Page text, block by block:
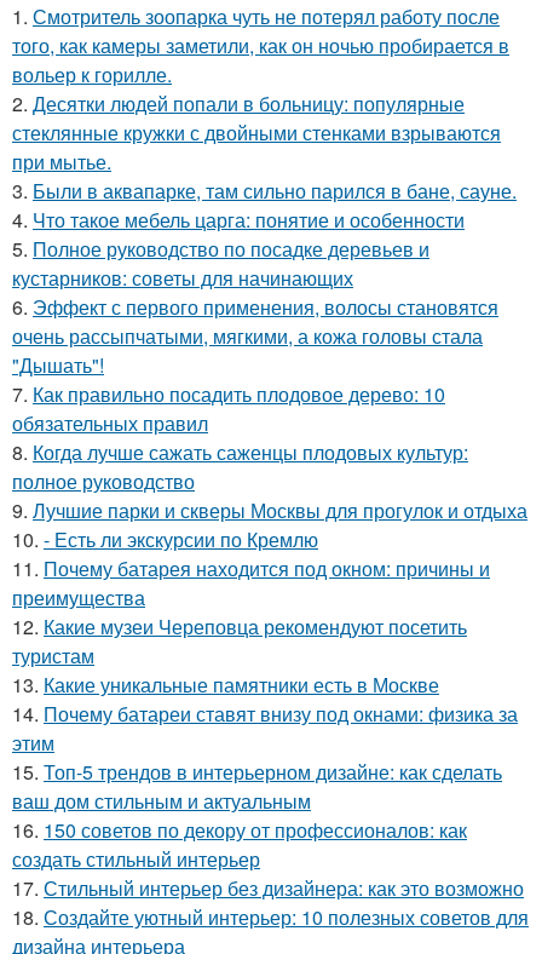
1. Смотритель зоопарка чуть не потерял работу после
того, как камеры заметили, как он ночью пробирается в
вольер к горилле.
2. Десятки людей попали в больницу: популярные
стеклянные кружки с двойными стенками взрываются
при мытье.
3. Были в аквапарке, там сильно парился в бане, сауне.
4. Что такое мебель царга: понятие и особенности
5. Полное руководство по посадке деревьев и
кустарников: советы для начинающих
6. Эффект с первого применения, волосы становятся
очень рассыпчатыми, мягкими, а кожа головы стала
"Дышать"!
7. Как правильно посадить плодовое дерево: 10
обязательных правил
8. Когда лучше сажать саженцы плодовых культур:
полное руководство
9. Лучшие парки и скверы Москвы для прогулок и отдыха
10. - Есть ли экскурсии по Кремлю
11. Почему батарея находится под окном: причины и
преимущества
12. Какие музеи Череповца рекомендуют посетить
туристам
13. Какие уникальные памятники есть в Москве
14. Почему батареи ставят внизу под окнами: физика за
этим
15. Топ-5 трендов в интерьерном дизайне: как сделать
ваш дом стильным и актуальным
16. 150 советов по декору от профессионалов: как
создать стильный интерьер
17. Стильный интерьер без дизайнера: как это возможно
18. Создайте уютный интерьер: 10 полезных советов для
дизайна интерьера